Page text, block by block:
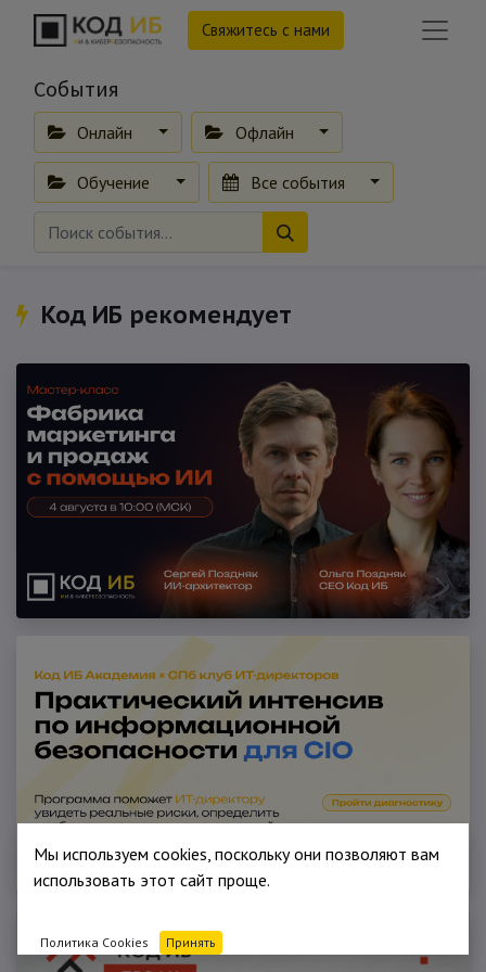
Свяжитесь с нами
События
Онлайн Офлайн
Обучение Все события
Код ИБ рекомендует
Мы используем cookies, поскольку они позволяют вам
использовать этот сайт проще.
Политика Cookies Принять